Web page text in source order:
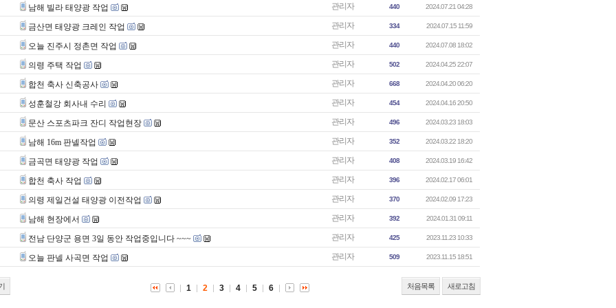
남해 빌라 태양광 작업 관리자 440 2024.07.21 04:28
금산면 태양광 크레인 작업 관리자 334 2024.07.15 11:59
오늘 진주시 정촌면 작업 관리자 440 2024.07.08 18:02
의령 주택 작업 관리자 502 2024.04.25 22:07
합천 축사 신축공사 관리자 668 2024.04.20 06:20
성훈철강 회사내 수리 관리자 454 2024.04.16 20:50
문산 스포츠파크 잔디 작업현장 관리자 496 2024.03.23 18:03
남해 16m 판넬작업 관리자 352 2024.03.22 18:20
금곡면 태양광 작업 관리자 408 2024.03.19 16:42
합천 축사 작업 관리자 396 2024.02.17 06:01
의령 제일건설 태양광 이전작업 관리자 370 2024.02.09 17:23
남해 현장에서 관리자 392 2024.01.31 09:11
전남 단양군 용면 3일 동안 작업중입니다 ~~~ 관리자 425 2023.11.23 10:33
오늘 판넬 사곡면 작업 관리자 509 2023.11.15 18:51
처음목록 새로고침
1 2 3 4 5 6